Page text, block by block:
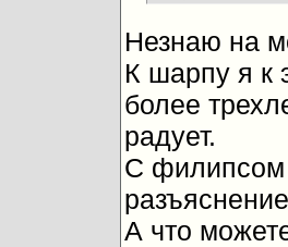
Незнаю на
К шарпу я к
более
радует.
С филипсом
А что